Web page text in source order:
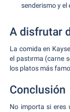
senderismo y el
A disfrutar
La comida en
el pastırma (carne
los platos más
Conclusión
No importa si eres